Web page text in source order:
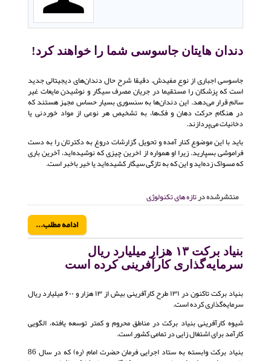
دندان هایتان جاسوسی شما را خواهند کرد!
جاسوسی اجباری از نوع مفیدش. دقیقا شرح حال دندان‌های دیجیتالی جدید
است که پزشکان را مستقیما در جریان مصرف سیگار و نوشیدن مایعات غیر
سالم قرار می‌دهد. این دندان‌ها به سنسوری بسیار حساس مجهز هستند که
در هنگام حرکت دهان و فک‌ها، به تشخیص هر نوعی از مواد خوردنی یا
دخانیات می‌پردازند.
باید با این موضوع کنار آمده و تحویل گزارشات دروغ به دکترتان را به دست
فراموشی بسپارید. زیرا او همواره از اخرین چیزی که نوشیده‌اید، آخرین باری
که مسواک زده‌اید و این که به تازگی سیگار کشیده‌اید یا خیر باخبر است.
منتشرشده درتازه های تکنولوژی
ادامه مطلب...
بنیاد برکت ۱۳ هزار میلیارد ریال
سرمایه‌گذاری کارآفرینی کرده است
بنیاد برکت تاکنون در ۱۳۱ طرح کارآفرینی بیش از ۱۳ هزار و ۶۰۰ میلیارد ریال
سرمایه‌گذاری کرده است.
شیوه کارآفرینی بنیاد برکت در مناطق محروم و کمتر توسعه یافته، الگویی
کارآمد برای اشتغال زایی در تمامی کشور است.
بنیاد برکت وابسته به ستاد اجرایی فرمان حضرت امام (ره) که در سال 86